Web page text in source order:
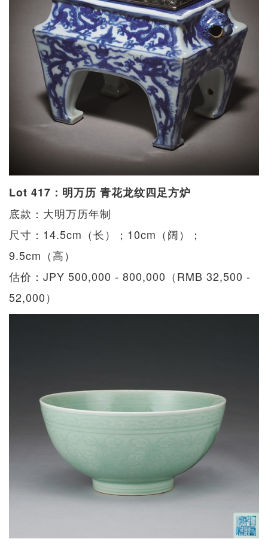
Lot 417：明万历 青花龙纹四足方炉
底款：大明万历年制
尺寸：14.5cm（长）；10cm（阔）；
9.5cm（高）
估价：JPY 500,000 - 800,000（RMB 32,500 -
52,000）